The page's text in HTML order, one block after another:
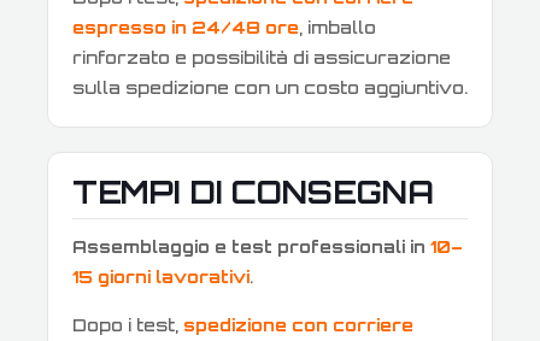
espresso in 24/48 ore , imballo
rinforzato e possibilità di assicurazione
sulla spedizione con un costo aggiuntivo.
TEMPI DI CONSEGNA
Assemblaggio e test professionali in 10–
15 giorni lavorativi.
Dopo i test, spedizione con corriere